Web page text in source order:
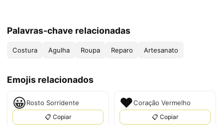
Palavras-chave relacionadas
Costura Agulha Roupa Reparo Artesanato
Emojis relacionados
😀Rosto Sorridente
📋 Copiar
❤Coração Vermelho
📋 Copiar